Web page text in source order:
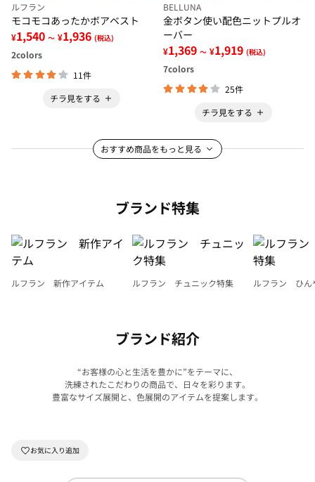
ルフラン
モコモコあったかボアベスト
¥1,540 ～ ¥1,936 (税込)
2colors
11件
チラ見をする
BELLUNA
金ボタン使い配色ニットプルオ
ーバー
¥1,369 ～ ¥1,919 (税込)
7colors
25件
チラ見をする
おすすめ商品をもっと見る
ブランド特集
ルフラン 新作アイテム ルフラン チュニック特集 ルフラン ひん
ブランド紹介
“お客様の心と生活を豊かに”をテーマに、
洗練されたこだわりの商品で、日々を彩ります。
豊富なサイズ展開と、色展開のアイテムを提案します。